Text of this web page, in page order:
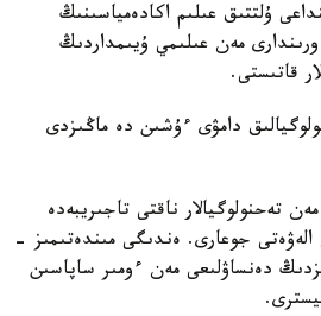
ۇلتتىق عىلىم اكادەمياسىنىڭ
ورىندارى مەن عىلىمي ۇيىمداردىڭ
قاتىستى.
دامۋى ءۇشىن دە ماڭىزدى
تەحنولوگيالار ناقتى تاجىريبەدە
الەۋەتى جوعارى. ەندىگى مىندەتىمىز -
دەنساۋلىعى مەن ءومىر ساپاسىن